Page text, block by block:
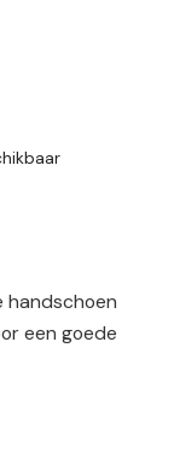
handschoen
een goede